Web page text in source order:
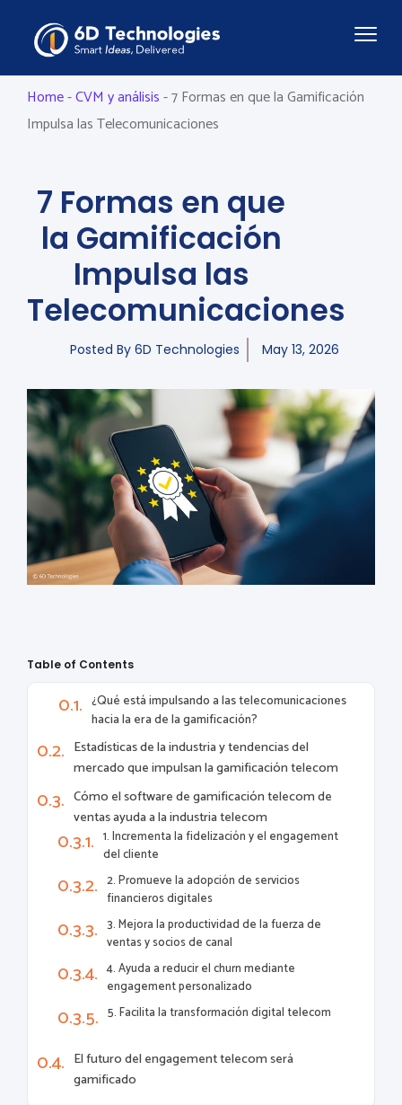
Home-CVM y análisis-7 Formas en que la Gamificación
Impulsa las Telecomunicaciones
7 Formas en que
la Gamificación
Impulsa las
Telecomunicaciones
Posted By 6D Technologies May 13, 2026
Table of Contents
¿Qué está impulsando a las telecomunicaciones
hacia la era de la gamificación?
Estadísticas de la industria y tendencias del
mercado que impulsan la gamificación telecom
Cómo el software de gamificación telecom de
ventas ayuda a la industria telecom
1. Incrementa la fidelización y el engagement
del cliente
2. Promueve la adopción de servicios
financieros digitales
3. Mejora la productividad de la fuerza de
ventas y socios de canal
4. Ayuda a reducir el churn mediante
engagement personalizado
5. Facilita la transformación digital telecom
El futuro del engagement telecom será
gamificado